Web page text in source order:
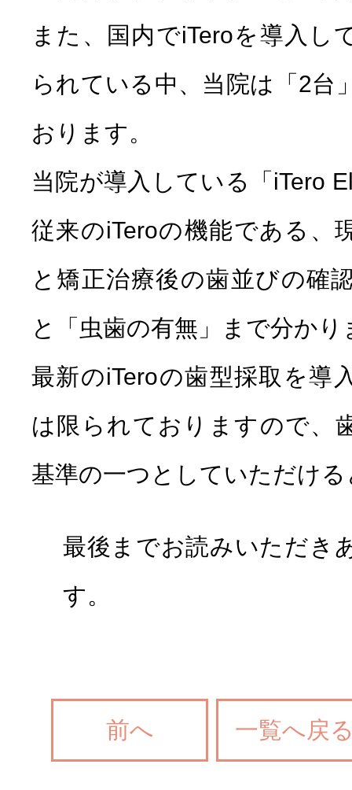
また、国内でiTeroを導入し
られている中、当院は「2台
おります。
当院が導入している「iTero
従来のiTeroの機能である、
と矯正治療後の歯並びの確
と「虫歯の有無」まで分かり
最新のiTeroの歯型採取を導
は限られておりますので、
基準の一つとしていただけ
最後までお読みいただき
す。
前へ 一覧へ戻